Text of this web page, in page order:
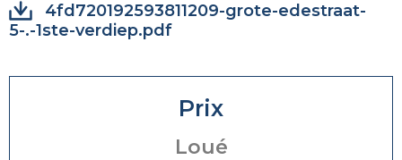
4fd720192593811209-grote-edestraat-
5-.-1ste-verdiep.pdf
Prix
Loué